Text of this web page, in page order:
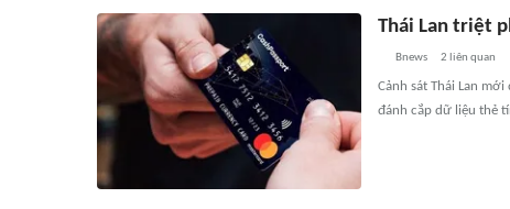
Thái Lan triệt
Bnews 2 liên quan
Cảnh sát Thái Lan
đánh cắp dữ liệu thẻ